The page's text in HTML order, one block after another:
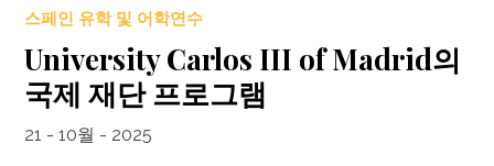
스페인 유학 및 어학연수
University Carlos III of Madrid의
국제 재단 프로그램
21 - 10월 - 2025